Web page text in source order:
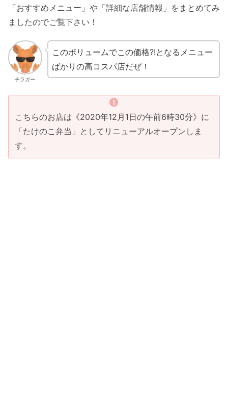
「おすすめメニュー」や「詳細な店舗情報」をまとめてみ
ましたのでご覧下さい！
チラガー
このボリュームでこの価格?!となるメニュー
ばかりの高コスパ店だぜ！
こちらのお店は《2020年12月1日の午前6時30分》に
「たけのこ弁当」としてリニューアルオープンしま
す。